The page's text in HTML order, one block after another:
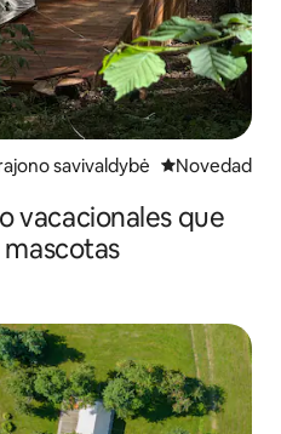
savivaldybė Lugar para
Novedad
vacacionales que